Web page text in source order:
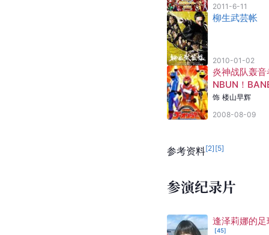
2011-6-11
柳生武芸帐
2010-01-02
炎神战队轰音
NBUN！
N！剧场
饰 楼山早辉
2008-08-09
参考资料[2] [5]
参演纪录片
逢泽莉娜的足
[45]